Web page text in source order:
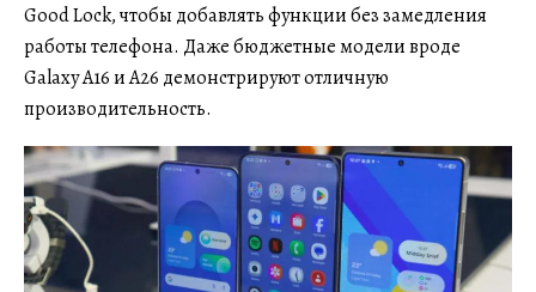
Good Lock, чтобы добавлять функции без замедления
работы телефона. Даже бюджетные модели вроде
Galaxy A16 и A26 демонстрируют отличную
производительность.